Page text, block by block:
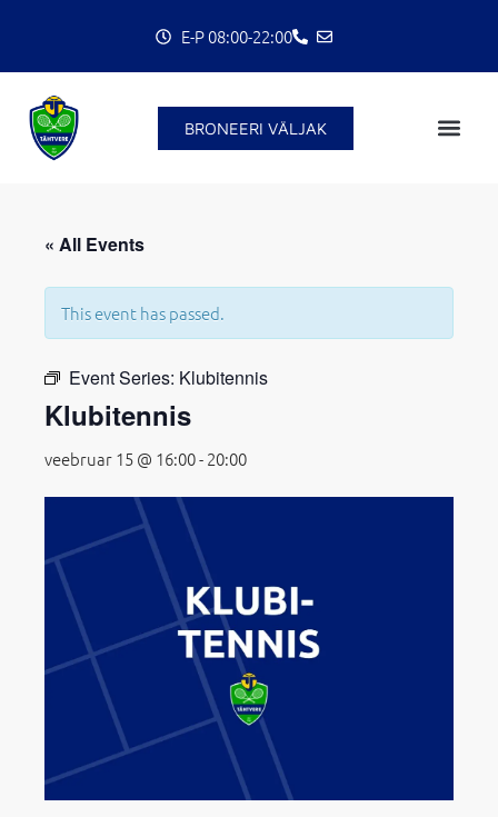
content
E-P 08:00-22:00
BRONEERI VÄLJAK
« All Events
This event has passed.
Event Series: Klubitennis
Klubitennis
veebruar 15 @ 16:00-20:00